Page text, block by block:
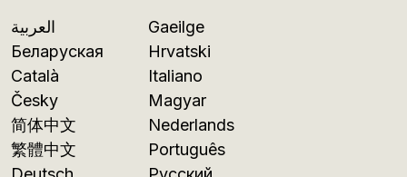
العربية
Беларуская
Català
Česky
简体中文
繁體中文
Gaeilge
Hrvatski
Italiano
Magyar
Nederlands
Português